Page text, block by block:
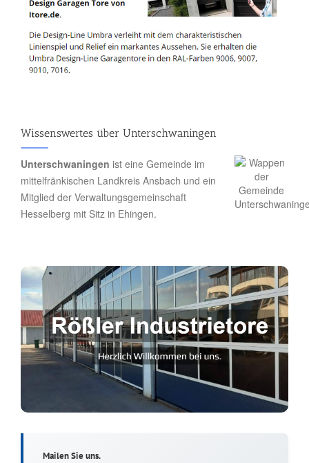
Wissenswertes über Unterschwaningen
Unterschwaningen ist eine Gemeinde im
mittelfränkischen Landkreis Ansbach und ein
Mitglied der Verwaltungsgemeinschaft
Hesselberg mit Sitz in Ehingen.
Mailen Sie uns.